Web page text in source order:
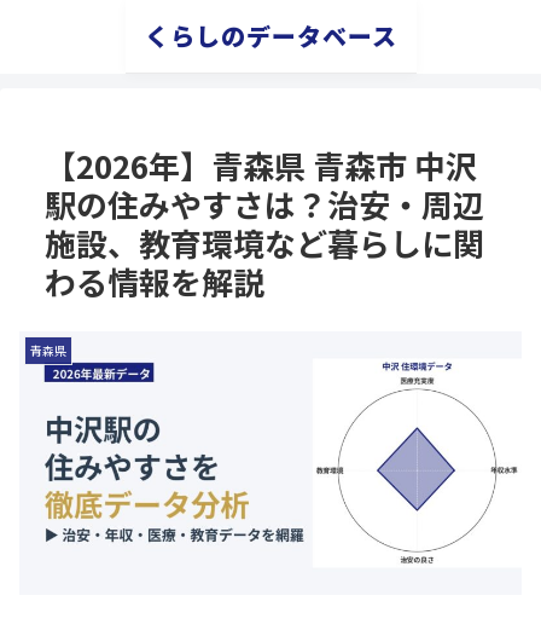
くらしのデータベース
【2026年】青森県 青森市 中沢
駅の住みやすさは？治安・周辺
施設、教育環境など暮らしに関
わる情報を解説
青森県